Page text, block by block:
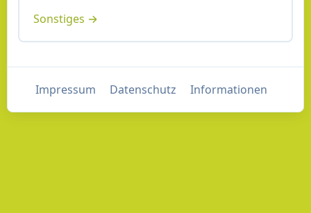
Sonstiges →
Impressum Datenschutz Informationen